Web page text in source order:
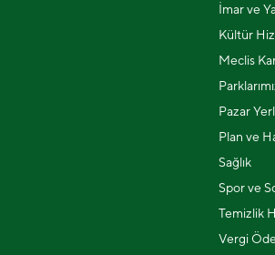
İmar ve
Kültür
Meclis
Pazar
Plan ve
Sağlık
Spor ve
Temizlik
Vergi